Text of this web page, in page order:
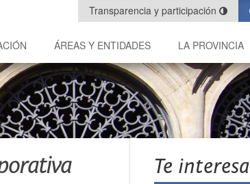
Transparencia y participación
ÁREAS Y ENTIDADES LA PROVINCIA
Te interesa